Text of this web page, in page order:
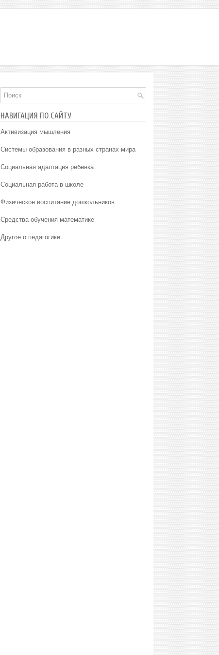
НАВИГАЦИЯ ПО САЙТУ
Активизация мышления
Системы образования в разных странах мира
Социальная адаптация ребенка
Социальная работа в школе
Физическое воспитание дошкольников
Средства обучения математике
Другое о педагогике